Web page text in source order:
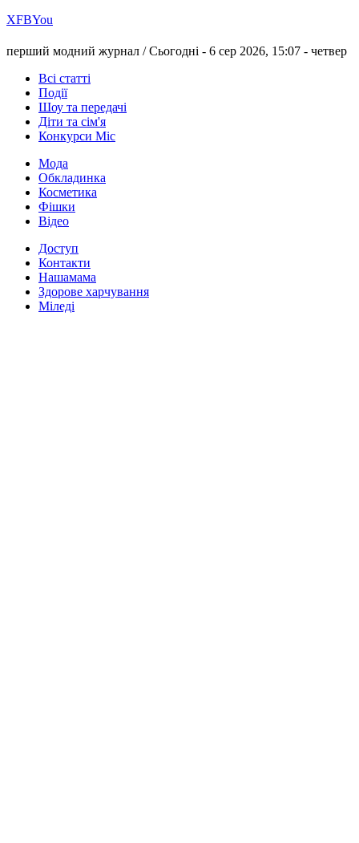
ХFBYou
перший модний журнал /Сьогодні - 6 сер 2026, 15:07 - четвер
Всі статті
Події
Шоу та передачі
Діти та сім'я
Конкурси Міс
Мода
Обкладинка
Косметика
Фішки
Відео
Доступ
Контакти
Нашамама
Здорове харчування
Міледі